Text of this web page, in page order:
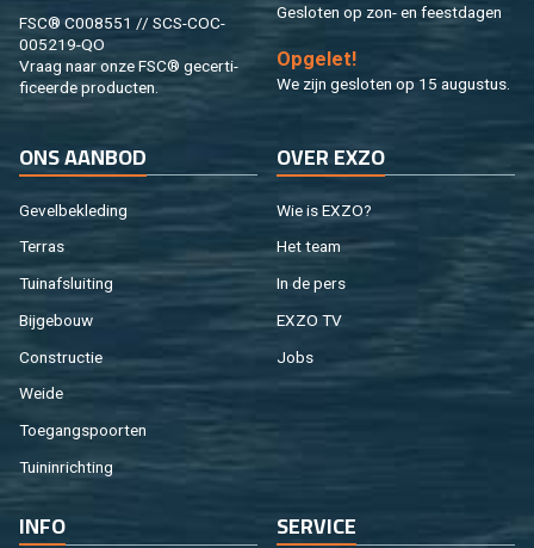
FSC® C008551 // SCS-COC-
005219-QO
Vraag naar onze FSC® ge­cer­ti­
fi­ceer­de pro­duc­ten.
Ge­slo­ten op zon- en feest­da­gen
Op­ge­let!
We zijn ge­slo­ten op 15 au­gus­tus.
ONS AAN­BOD
Ge­vel­be­kle­ding
Ter­ras
Tuin­af­slui­ting
Bij­ge­bouw
Con­struc­tie
Weide
Toe­gangs­poor­ten
Tuin­in­rich­ting
OVER EXZO
Wie is EXZO?
Het team
In de pers
EXZO TV
Jobs
INFO SER­VI­CE